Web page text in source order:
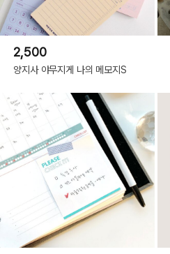
2,500
양지사 야무지게 나의 메모지S